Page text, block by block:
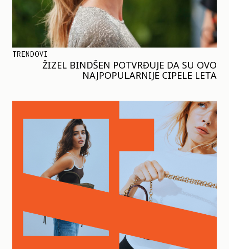
TRENDOVI
ŽIZEL BINDŠEN POTVRĐUJE DA SU OVO
NAJPOPULARNIJE CIPELE LETA